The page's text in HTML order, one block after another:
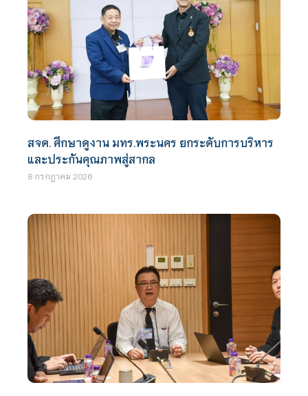
สจด. ศึกษาดูงาน มทร.พระนคร ยกระดับการบริหาร
และประกันคุณภาพสู่สากล
8 กรกฎาคม 2026